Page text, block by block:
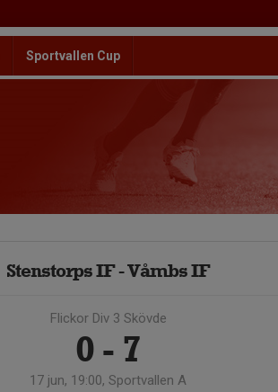
Sportvallen Cup
Stenstorps IF - Våmbs IF
Flickor Div 3 Skövde
0 - 7
17 jun, 19:00, Sportvallen A